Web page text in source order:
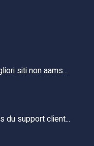
siti non aams...
du support client...